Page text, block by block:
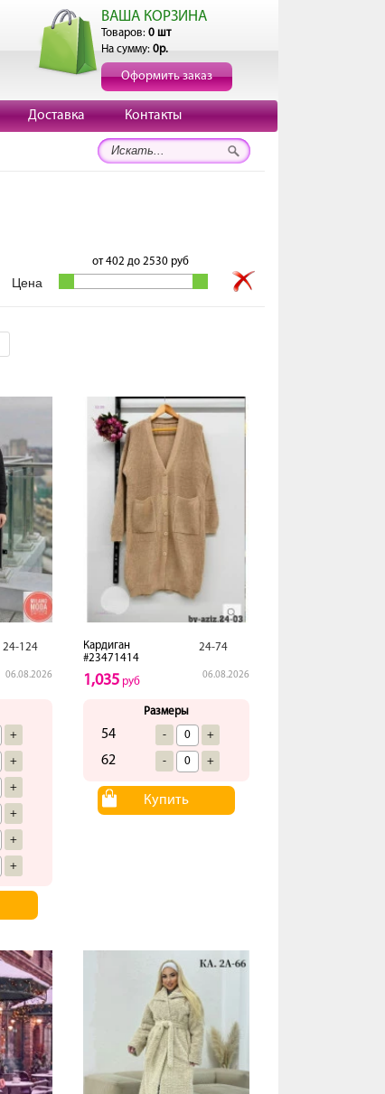
ВАША КОРЗИНА
Товаров: 0 шт
На сумму: 0р.
Оформить заказ
Доставка Контакты
от402 до 2530 руб
24-124
06.08.2026
+
+
+
+
+
+
Кардиган
#23471414
24-74
06.08.2026
1,035 руб
Размеры
54 - +
62 - +
Купить